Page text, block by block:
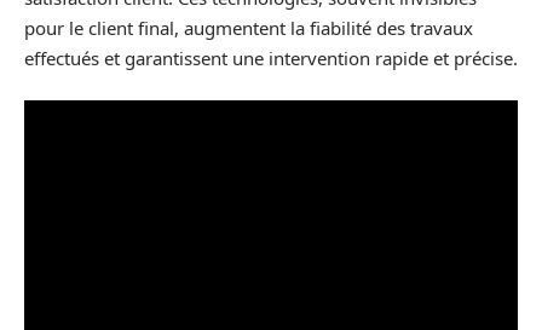
pour le client final, augmentent la fiabilité des travaux
effectués et garantissent une intervention rapide et précise.